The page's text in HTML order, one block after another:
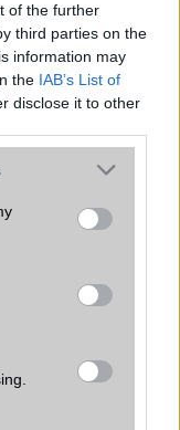
of the further
third parties on the
information may
the IAB’s List of
disclose it to other
or more Google
You may click to
party tags to
in below Google